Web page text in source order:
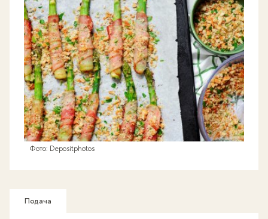
Фото: Depositphotos
Подача